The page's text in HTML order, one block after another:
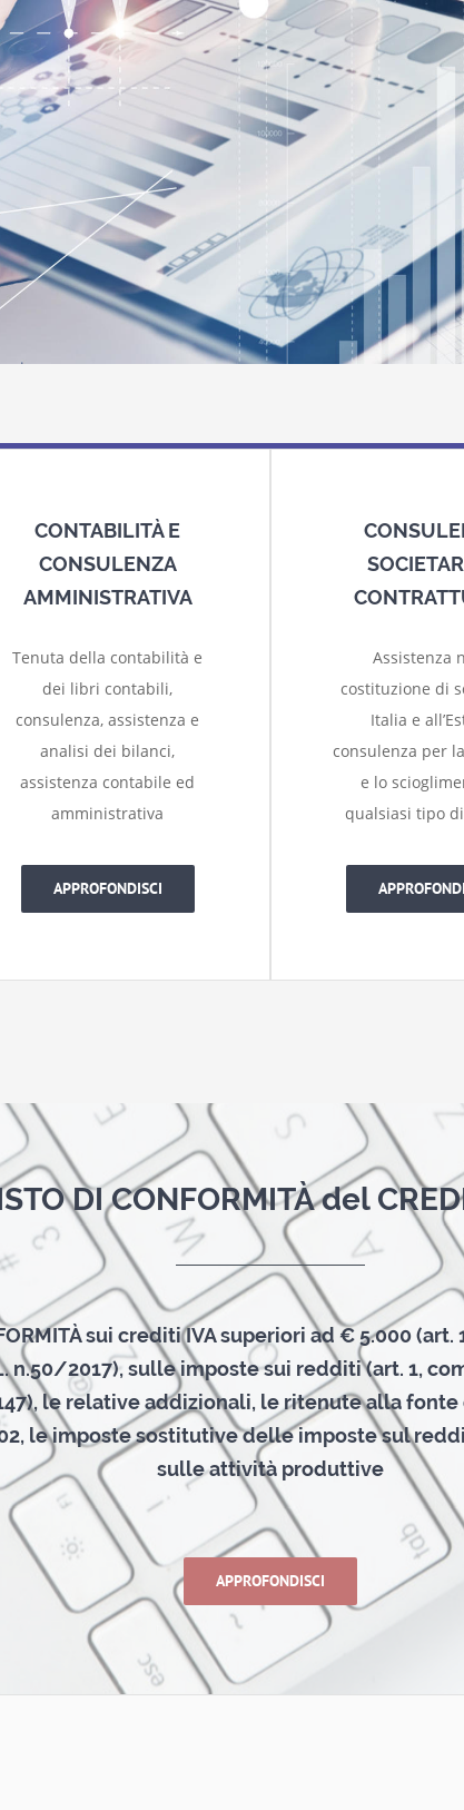
CONTABILITÀ E
CONSULENZA
AMMINISTRATIVA
Tenuta della contabilità e
dei libri contabili,
consulenza, assistenza e
analisi dei bilanci,
assistenza contabile ed
amministrativa
APPROFONDISCI
Assistenza
costituzione di
Italia e
consulenza per
e lo
qualsiasi tipo
DI CONFORMITÀ del
sui crediti IVA superiori ad € 5.000
n.50/2017), sulle imposte sui redditi (art. 1,
le relative addizionali, le ritenute alla fonte
le imposte sostitutive delle imposte sul
sulle attività produttive
APPROFONDISCI